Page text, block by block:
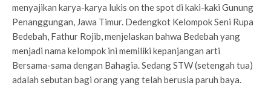
menyajikan karya-karya lukis on the spot di kaki-kaki Gunung
Penanggungan, Jawa Timur. Dedengkot Kelompok Seni Rupa
Bedebah, Fathur Rojib, menjelaskan bahwa Bedebah yang
menjadi nama kelompok ini memiliki kepanjangan arti
Bersama-sama dengan Bahagia. Sedang STW (setengah tua)
adalah sebutan bagi orang yang telah berusia paruh baya.